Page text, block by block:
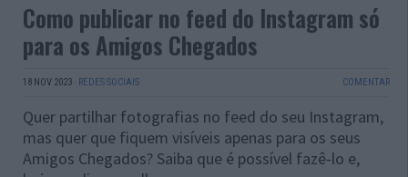
Como publicar no feed do Instagram só
para os Amigos Chegados
18 NOV 2023 · REDES SOCIAIS COMENTAR
Quer partilhar fotografias no feed do seu Instagram,
mas quer que fiquem visíveis apenas para os seus
Amigos Chegados? Saiba que é possível fazê-lo e,